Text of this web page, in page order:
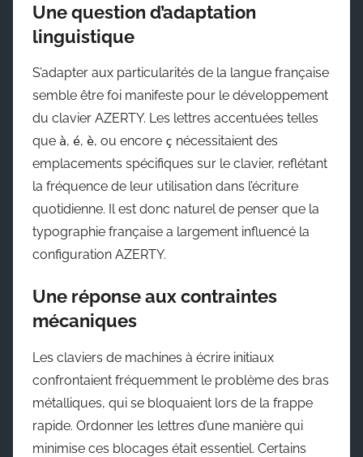
Une question d’adaptation
linguistique
S’adapter aux particularités de la langue française
semble être foi manifeste pour le développement
du clavier AZERTY. Les lettres accentuées telles
que à, é, è, ou encore ç nécessitaient des
emplacements spécifiques sur le clavier, reflétant
la fréquence de leur utilisation dans l’écriture
quotidienne. Il est donc naturel de penser que la
typographie française a largement influencé la
configuration AZERTY.
Une réponse aux contraintes
mécaniques
Les claviers de machines à écrire initiaux
confrontaient fréquemment le problème des bras
métalliques, qui se bloquaient lors de la frappe
rapide. Ordonner les lettres d’une manière qui
minimise ces blocages était essentiel. Certains